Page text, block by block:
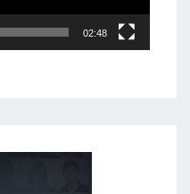
02:48